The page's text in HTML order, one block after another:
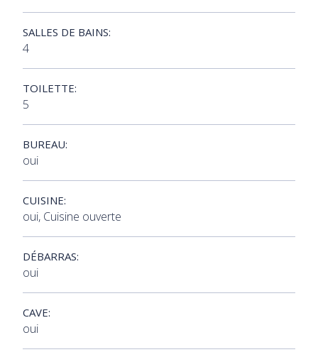
SALLES DE BAINS:
4
TOILETTE:
5
BUREAU:
oui
CUISINE:
oui, Cuisine ouverte
DÉBARRAS:
oui
CAVE:
oui